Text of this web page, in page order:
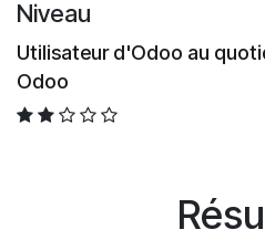
Niveau
Utilisateur d'Odoo au
Odoo